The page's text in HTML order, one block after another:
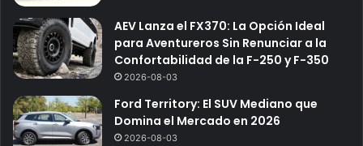
AEV Lanza el FX370: La Opción Ideal
para Aventureros Sin Renunciar a la
Confortabilidad de la F-250 y F-350
2026-08-03
Ford Territory: El SUV Mediano que
Domina el Mercado en 2026
2026-08-03